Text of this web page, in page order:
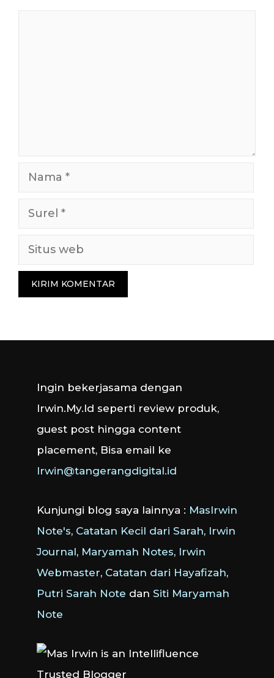
Nama
Surel
Situs
Ingin bekerjasama dengan
Irwin.My.Id seperti review produk,
guest post hingga content
placement, Bisa email ke
Irwin@tangerangdigital.id
Kunjungi blog saya lainnya : MasIrwin
Note's, Catatan Kecil dari Sarah, Irwin
Journal, Maryamah Notes, Irwin
Webmaster, Catatan dari Hayafizah,
Putri Sarah Note dan Siti Maryamah
Note